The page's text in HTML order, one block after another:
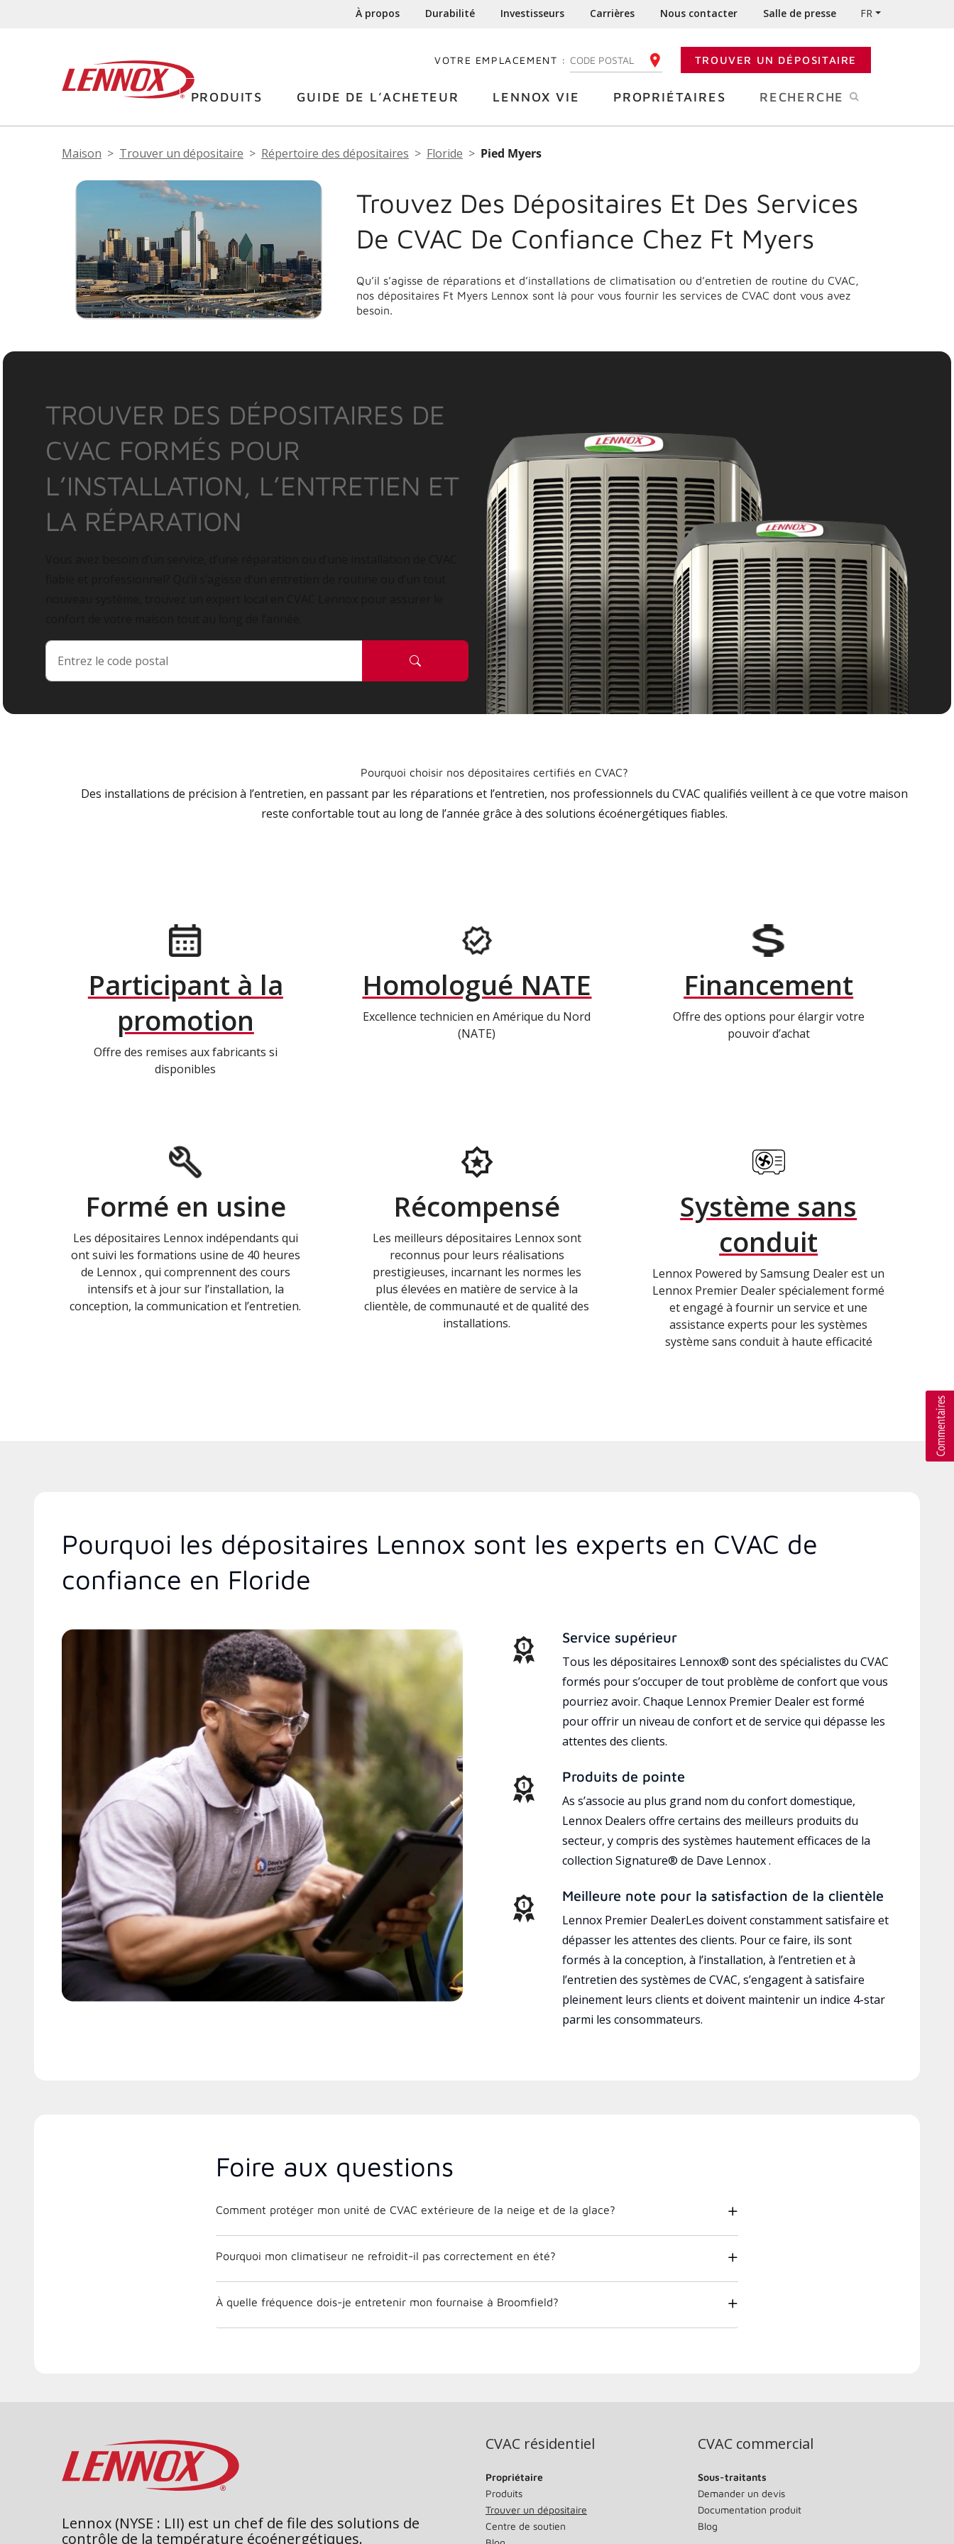
À propos Durabilité Investisseurs Carrières Nous contacter Salle de presse FR
VOTRE EMPLACEMENT : ENTREZ VOTRE CODE POSTALTROUVER UN DÉPOSITAIRE
PRODUITS GUIDE DE L’ACHETEUR LENNOX VIE PROPRIÉTAIRES RECHERCHE
Maison Trouver un dépositaire Répertoire des dépositaires Floride Pied Myers
Trouvez Des Dépositaires Et Des Services
De CVAC De Confiance Chez Ft Myers
Qu’il s’agisse de réparations et d’installations de climatisation ou d’entretien de routine du CVAC,
nos dépositaires Ft Myers Lennox sont là pour vous fournir les services de CVAC dont vous avez
besoin.
TROUVER DES DÉPOSITAIRES DE
CVAC FORMÉS POUR
L’INSTALLATION, L’ENTRETIEN ET
LA RÉPARATION
Pourquoi choisir nos dépositaires certifiés en CVAC?
Des installations de précision à l’entretien, en passant par les réparations et l’entretien, nos professionnels du CVAC qualifiés veillent à ce que votre maison
reste confortable tout au long de l’année grâce à des solutions écoénergétiques fiables.
Participant à la
promotion
Offre des remises aux fabricants si
disponibles
Homologué NATE
Excellence technicien en Amérique du Nord
(NATE)
Financement
Offre des options pour élargir votre
pouvoir d’achat
Formé en usine
Les dépositaires Lennox indépendants qui
ont suivi les formations usine de 40 heures
de Lennox , qui comprennent des cours
intensifs et à jour sur l’installation, la
conception, la communication et l’entretien.
Récompensé
Les meilleurs dépositaires Lennox sont
reconnus pour leurs réalisations
prestigieuses, incarnant les normes les
plus élevées en matière de service à la
clientèle, de communauté et de qualité des
installations.
Système sans
conduit
Lennox Powered by Samsung Dealer est un
Lennox Premier Dealer spécialement formé
et engagé à fournir un service et une
assistance experts pour les systèmes
système sans conduit à haute efficacité
Pourquoi les dépositaires Lennox sont les experts en CVAC de
confiance en Floride
Service supérieur
Tous les dépositaires Lennox® sont des spécialistes du CVAC
formés pour s’occuper de tout problème de confort que vous
pourriez avoir. Chaque Lennox Premier Dealer est formé
pour offrir un niveau de confort et de service qui dépasse les
attentes des clients.
Produits de pointe
As s’associe au plus grand nom du confort domestique,
Lennox Dealers offre certains des meilleurs produits du
secteur, y compris des systèmes hautement efficaces de la
collection Signature® de Dave Lennox .
Meilleure note pour la satisfaction de la clientèle
Lennox Premier DealerLes doivent constamment satisfaire et
dépasser les attentes des clients. Pour ce faire, ils sont
formés à la conception, à l’installation, à l’entretien et à
l’entretien des systèmes de CVAC, s’engagent à satisfaire
pleinement leurs clients et doivent maintenir un indice 4-star
parmi les consommateurs.
Foire aux questions
Comment protéger mon unité de CVAC extérieure de la neige et de la glace?
Pourquoi mon climatiseur ne refroidit-il pas correctement en été?
À quelle fréquence dois-je entretenir mon fournaise à Broomfield?
Lennox (NYSE : LII) est un chef de file des solutions de
contrôle de la température écoénergétiques.
CVAC résidentiel
Propriétaire
Produits
Trouver un dépositaire
Centre de soutien
CVAC commercial
Sous-traitants
Demander un devis
Documentation produit
Blog